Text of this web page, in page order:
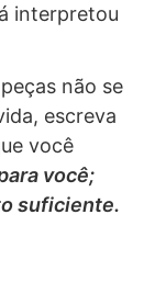
interpretou
não se
escreva
você
você;
suficiente.